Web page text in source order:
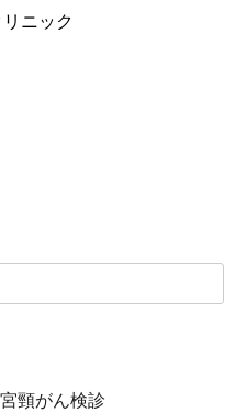
ニック
頸がん検診